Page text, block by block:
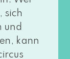
sich
und
kann